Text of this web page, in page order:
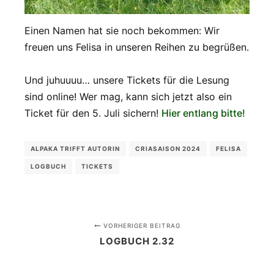
Einen Namen hat sie noch bekommen: Wir
freuen uns Felisa in unseren Reihen zu begrüßen.
Und juhuuuu… unsere Tickets für die Lesung
sind online! Wer mag, kann sich jetzt also ein
Ticket für den 5. Juli sichern! Hier entlang bitte!
ALPAKA TRIFFT AUTORIN CRIASAISON 2024 FELISA
LOGBUCH TICKETS
VORHERIGER BEITRAG
LOGBUCH 2.32